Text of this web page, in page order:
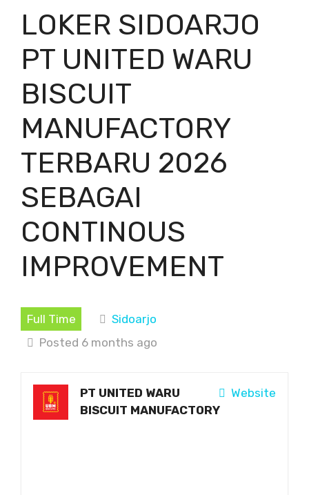
LOKER SIDOARJO
PT UNITED WARU
BISCUIT
MANUFACTORY
TERBARU 2026
SEBAGAI
CONTINOUS
IMPROVEMENT
Full Time
Sidoarjo
Posted 6 months ago
Website
PT UNITED WARU
BISCUIT MANUFACTORY